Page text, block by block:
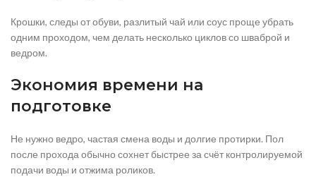
Крошки, следы от обуви, разлитый чай или соус проще убрать
одним проходом, чем делать несколько циклов со шваброй и
ведром.
Экономия времени на
подготовке
Не нужно ведро, частая смена воды и долгие протирки. Пол
после прохода обычно сохнет быстрее за счёт контролируемой
подачи воды и отжима роликов.